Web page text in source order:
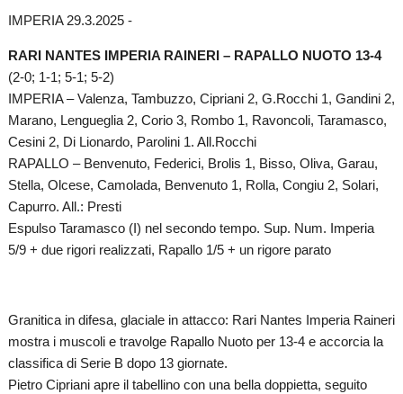
IMPERIA 29.3.2025 -
RARI NANTES IMPERIA RAINERI – RAPALLO NUOTO 13-4
(2-0; 1-1; 5-1; 5-2)
IMPERIA – Valenza, Tambuzzo, Cipriani 2, G.Rocchi 1, Gandini 2,
Marano, Lengueglia 2, Corio 3, Rombo 1, Ravoncoli, Taramasco,
Cesini 2, Di Lionardo, Parolini 1. All.Rocchi
RAPALLO – Benvenuto, Federici, Brolis 1, Bisso, Oliva, Garau,
Stella, Olcese, Camolada, Benvenuto 1, Rolla, Congiu 2, Solari,
Capurro. All.: Presti
Espulso Taramasco (I) nel secondo tempo. Sup. Num. Imperia
5/9 + due rigori realizzati, Rapallo 1/5 + un rigore parato
Granitica in difesa, glaciale in attacco: Rari Nantes Imperia Raineri
mostra i muscoli e travolge Rapallo Nuoto per 13-4 e accorcia la
classifica di Serie B dopo 13 giornate.
Pietro Cipriani apre il tabellino con una bella doppietta, seguito